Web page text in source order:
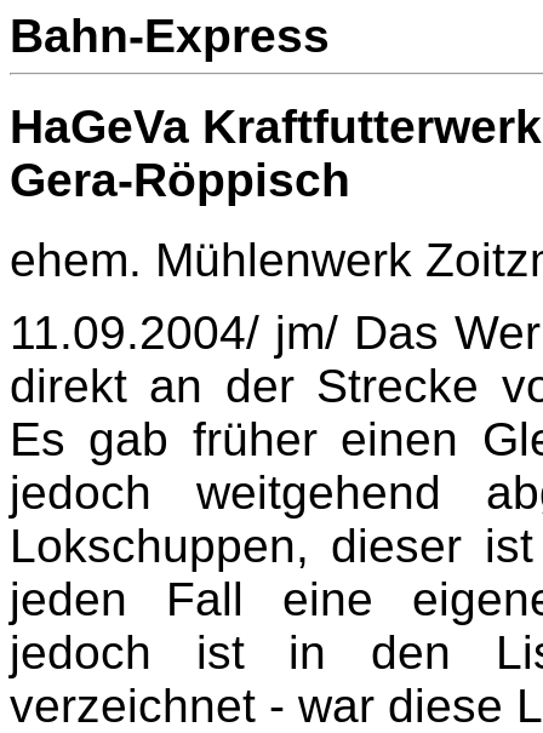
Bahn-Express
HaGeVa
Gera-Röppisch
ehem. Mühlenwerk
11.09.2004/ jm/ Das
direkt an der Strecke
Es gab früher einen
jedoch weitgehend
Lokschuppen, dieser
jeden Fall eine
jedoch ist in den
verzeichnet - war diese